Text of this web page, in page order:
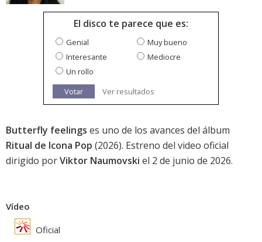
El disco te parece que es:
Genial
Muy bueno
Interesante
Mediocre
Un rollo
Votar
Ver resultados
Butterfly feelings es uno de los avances del álbum
Ritual de Icona Pop (2026). Estreno del video oficial
dirigido porViktor Naumovski el 2 de junio de 2026.
Vídeo
Oficial